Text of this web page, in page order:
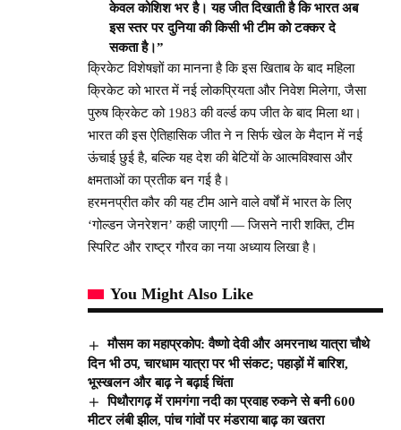
केवल कोशिश भर है। यह जीत दिखाती है कि भारत अब
इस स्तर पर दुनिया की किसी भी टीम को टक्कर दे
सकता है।”
क्रिकेट विशेषज्ञों का मानना है कि इस खिताब के बाद महिला
क्रिकेट को भारत में नई लोकप्रियता और निवेश मिलेगा, जैसा
पुरुष क्रिकेट को 1983 की वर्ल्ड कप जीत के बाद मिला था।
भारत की इस ऐतिहासिक जीत ने न सिर्फ खेल के मैदान में नई
ऊंचाई छुई है, बल्कि यह देश की बेटियों के आत्मविश्वास और
क्षमताओं का प्रतीक बन गई है।
हरमनप्रीत कौर की यह टीम आने वाले वर्षों में भारत के लिए
‘गोल्डन जेनरेशन’ कही जाएगी — जिसने नारी शक्ति, टीम
स्पिरिट और राष्ट्र गौरव का नया अध्याय लिखा है।
You Might Also Like
मौसम का महाप्रकोप: वैष्णो देवी और अमरनाथ यात्रा चौथे
दिन भी ठप, चारधाम यात्रा पर भी संकट; पहाड़ों में बारिश,
भूस्खलन और बाढ़ ने बढ़ाई चिंता
पिथौरागढ़ में रामगंगा नदी का प्रवाह रुकने से बनी 600
मीटर लंबी झील, पांच गांवों पर मंडराया बाढ़ का खतरा